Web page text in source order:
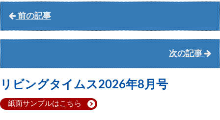
前の記事
次の記事
リビングタイムス2026年8月号
紙面サンプルはこちら